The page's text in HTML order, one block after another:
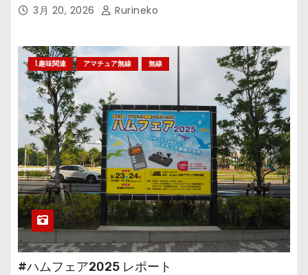
3月 20, 2026 Rurineko
1.趣味関連 アマチュア無線 無線
#ハムフェア2025 レポート